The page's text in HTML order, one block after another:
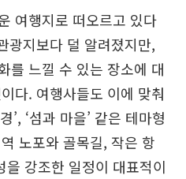
여행지로 떠오르고 있다
광지보다 덜 알려졌지만,
를 느낄 수 있는 장소에 대
다. 여행사들도 이에 맞춰
’, ‘섬과 마을’ 같은 테마형
노포와 골목길, 작은 항
강조한 일정이 대표적이